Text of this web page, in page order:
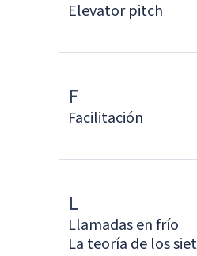
Elevator pitch
F
Facilitación
L
Llamadas en frío
La teoría de los